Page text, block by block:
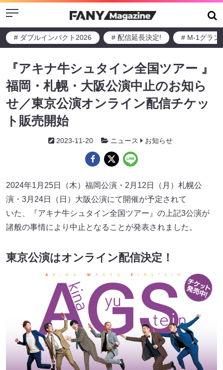
Menu
# ダブルインパクト2026 # 配信延長決定! # M-1グラン
『アキナ⽜シュタイン全国ツアー 』
福岡・札幌・⼤阪公演中⽌のお知ら
せ／東京公演オンライン配信チケッ
ト販売開始
2023-11-20 ニュース お知らせ
2024年1⽉25⽇（⽊）福岡公演・2⽉12⽇（⽉）札幌公
演・3⽉24⽇（⽇）⼤阪公演にて開催が予定されて
いた、『アキナ⽜シュタイン全国ツアー』の上記3公演が
諸般の事情により中⽌となることが発表されました。
東京公演はオンライン配信決定！